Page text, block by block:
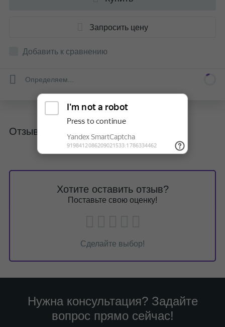
Запросить цену
Добавить к сравнению
Определяем...
Отзывы
Хотите оставить отзыв?
Поставьте свою оценку!
Сделайте выбор!
Нужна консультация? Задайте
вопрос прямо сейчас!